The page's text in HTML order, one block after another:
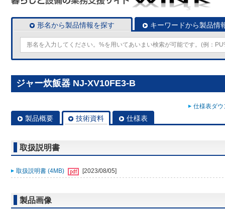
形名から製品情報を探す キーワードから製品情
ジャー炊飯器 NJ-XV10FE3-B
仕様表ダ
製品概要 技術資料 仕様表
取扱説明書
取扱説明書 (4MB) [2023/08/05]
製品画像